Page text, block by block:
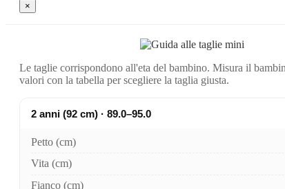
×
Le taglie corrispondono all'eta del bambino. Misura il
valori con la tabella per scegliere la taglia giusta.
2 anni (92 cm) · 89.0–95.0
Petto (cm)
Vita (cm)
Fianco (cm)